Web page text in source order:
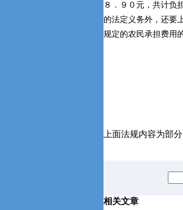
８．９０元，共计负
的法定义务外，还要
规定的农民承担费用
上面法规内容为部
相关文章